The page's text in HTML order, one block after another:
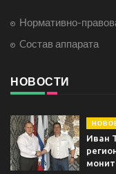
Нормативно-
Cостав аппарата
НОВОСТИ
Иван